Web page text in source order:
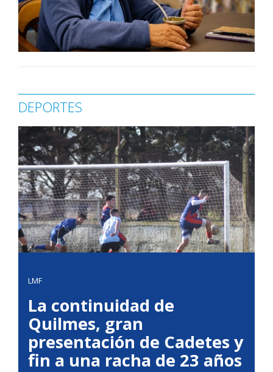
DEPORTES
LMF
La continuidad de
Quilmes, gran
presentación de Cadetes y
fin a una racha de 23 años